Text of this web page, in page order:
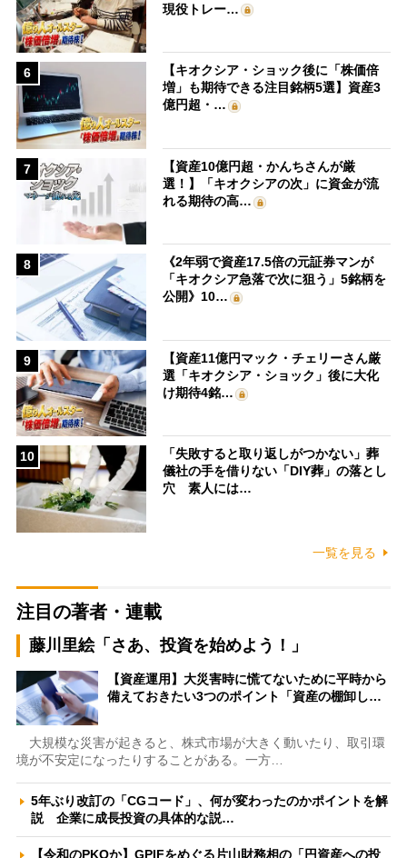
現役トレー…
6
【キオクシア・ショック後に「株価倍
増」も期待できる注目銘柄5選】資産3
億円超・…
7
【資産10億円超・かんちさんが厳
選！】「キオクシアの次」に資金が流
れる期待の高…
8
《2年弱で資産17.5倍の元証券マンが
「キオクシア急落で次に狙う」5銘柄を
公開》10…
9
【資産11億円マック・チェリーさん厳
選「キオクシア・ショック」後に大化
け期待4銘…
10
「失敗すると取り返しがつかない」葬
儀社の手を借りない「DIY葬」の落とし
穴 素人には…
一覧を見る
注目の著者・連載
藤川里絵「さあ、投資を始めよう！」
【資産運用】大災害時に慌てないために平時から
備えておきたい3つのポイント「資産の棚卸し…
大規模な災害が起きると、株式市場が大きく動いたり、取引環
境が不安定になったりすることがある。一方…
5年ぶり改訂の「CGコード」、何が変わったのかポイントを解
説 企業に成長投資の具体的な説…
【令和のPKOか】GPIFをめぐる片山財務相の「円資産への投